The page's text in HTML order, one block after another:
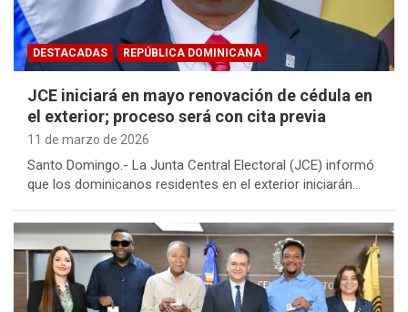
DESTACADAS REPÚBLICA DOMINICANA
JCE iniciará en mayo renovación de cédula en
el exterior; proceso será con cita previa
11 de marzo de 2026
Santo Domingo.- La Junta Central Electoral (JCE) informó
que los dominicanos residentes en el exterior iniciarán…